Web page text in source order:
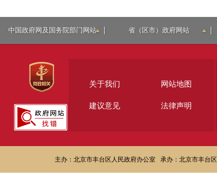
中国政府网及国务院部门网站 省（区市）政府网站
关于我们 网站地图
建议意见 法律声明
主办：北京市丰台区人民政府办公室 承办：北京市丰台